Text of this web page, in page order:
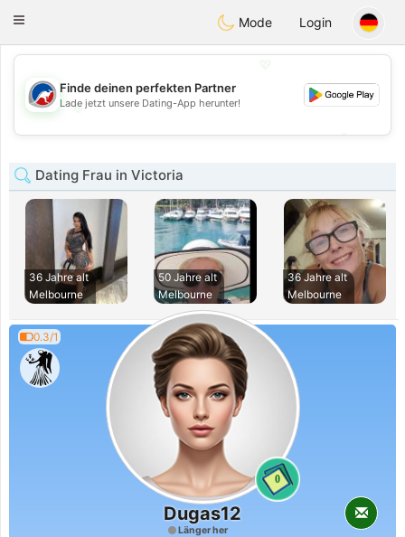
Australia Chat
Toggle
Mode Login
💖
💕
Finde deinen perfekten Partner
Lade jetzt unsere Dating-App herunter!
Dating Frau in Victoria
36 Jahre alt
Melbourne
50 Jahre alt
Melbourne
36 Jahre alt
Melbourne
0.3/1
0
Dugas12
Länger her